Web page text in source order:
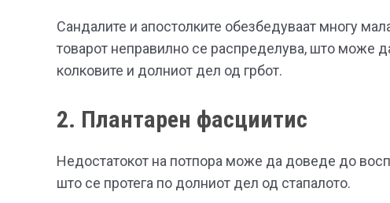
Сандалите и апостолките обезбедуваат многу
товарот неправилно се распределува, што може
колковите и долниот дел од грбот.
2. Плантарен фасциитис
Недостатокот на потпора може да доведе до
што се протега по долниот дел од стапалото.